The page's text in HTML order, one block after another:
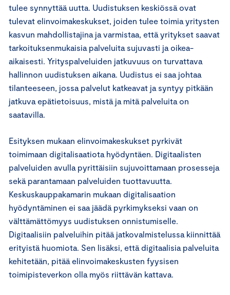
tulee synnyttää uutta. Uudistuksen keskiössä ovat
tulevat elinvoimakeskukset, joiden tulee toimia yritysten
kasvun mahdollistajina ja varmistaa, että yritykset saavat
tarkoituksenmukaisia palveluita sujuvasti ja oikea-
aikaisesti. Yrityspalveluiden jatkuvuus on turvattava
hallinnon uudistuksen aikana. Uudistus ei saa johtaa
tilanteeseen, jossa palvelut katkeavat ja syntyy pitkään
jatkuva epätietoisuus, mistä ja mitä palveluita on
saatavilla.
Esityksen mukaan elinvoimakeskukset pyrkivät
toimimaan digitalisaatiota hyödyntäen. Digitaalisten
palveluiden avulla pyrittäisiin sujuvoittamaan prosesseja
sekä parantamaan palveluiden tuottavuutta.
Keskuskauppakamarin mukaan digitalisaation
hyödyntäminen ei saa jäädä pyrkimykseksi vaan on
välttämättömyys uudistuksen onnistumiselle.
Digitaalisiin palveluihin pitää jatkovalmistelussa kiinnittää
erityistä huomiota. Sen lisäksi, että digitaalisia palveluita
kehitetään, pitää elinvoimakeskusten fyysisen
toimipisteverkon olla myös riittävän kattava.